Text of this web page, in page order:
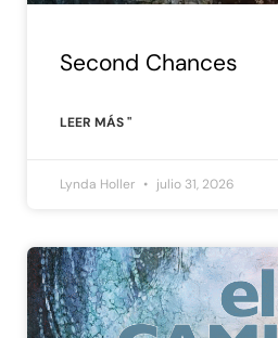
Second Chances
LEER MÁS "
Lynda Holler julio 31, 2026